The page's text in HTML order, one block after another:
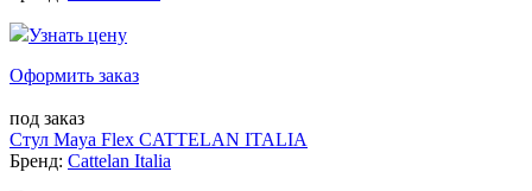
Узнать цену
Оформить заказ
под заказ
Стул Maya Flex CATTELAN ITALIA
Бренд: Cattelan Italia